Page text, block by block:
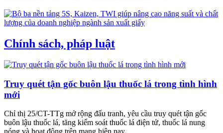
Chính sách, pháp luật
Truy quét tận gốc buôn lậu thuốc lá trong tình hình
mới
Chỉ thị 25/CT-TTg mở rộng đấu tranh, yêu cầu truy quét tận gốc
buôn lậu thuốc lá, tăng kiểm soát thuốc lá điện tử, thuốc lá nung